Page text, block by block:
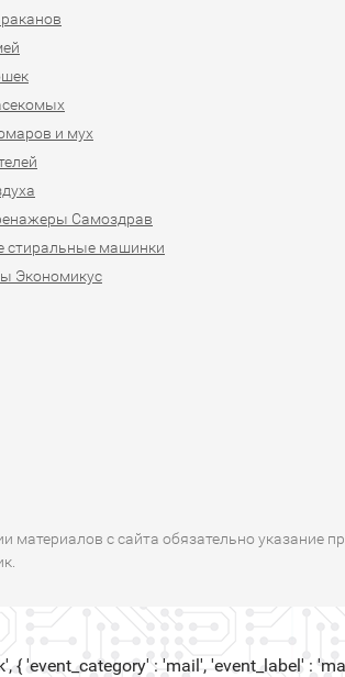
и мух
Самоздрав
стиральные машинки
Экономикус
материалов с сайта обязательно указание
{ 'event_category' : 'mail', 'event_label' :